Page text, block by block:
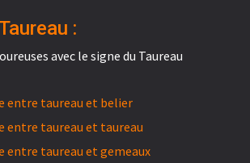
:
avec le signe du Taureau
entre taureau et belier
entre taureau et taureau
taureau et gemeaux